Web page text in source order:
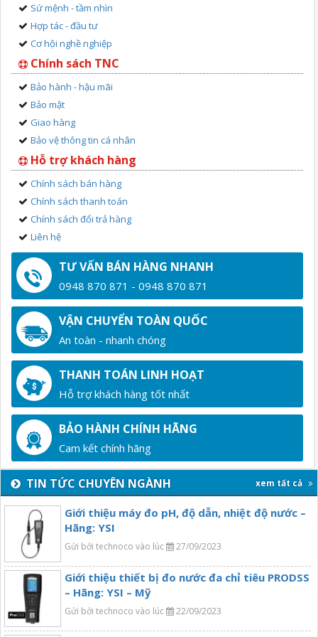
Sứ mệnh - tầm nhìn
Hợp tác - đầu tư
Cơ hội nghề nghiệp
Chính sách TNC
Bảo hành - hậu mãi
Bảo mật
Giao hàng
Bảo vệ thông tin cá nhân
Hỗ trợ khách hàng
Chính sách bán hàng
Chính sách thanh toán
Chính sách đổi trả hàng
Liên hệ
TƯ VẤN BÁN HÀNG NHANH
0948 870 871 - 0948 870 871
VẬN CHUYỂN TOÀN QUỐC
An toàn - nhanh chóng
THANH TOÁN LINH HOẠT
Hỗ trợ khách hàng tốt nhất
BẢO HÀNH CHÍNH HÃNG
Cam kết chính hãng
TIN TỨC CHUYÊN NGÀNH xem tất cả
Giới thiệu máy đo pH, độ dẫn, nhiệt độ nước –
Hãng: YSI
Gửi bởi technoco vào lúc 27/09/2023
Giới thiệu thiết bị đo nước đa chỉ tiêu PRODSS
– Hãng: YSI – Mỹ
Gửi bởi technoco vào lúc 22/09/2023